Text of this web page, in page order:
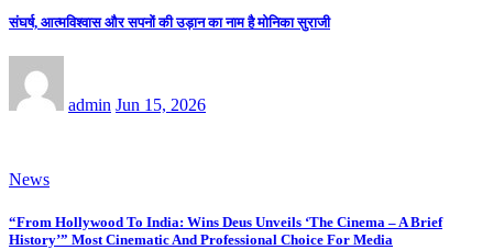
संघर्ष, आत्मविश्वास और सपनों की उड़ान का नाम है मोनिका सुराजी
admin Jun 15, 2026
News
“From Hollywood To India: Wins Deus Unveils ‘The Cinema – A Brief
History’” Most Cinematic And Professional Choice For Media